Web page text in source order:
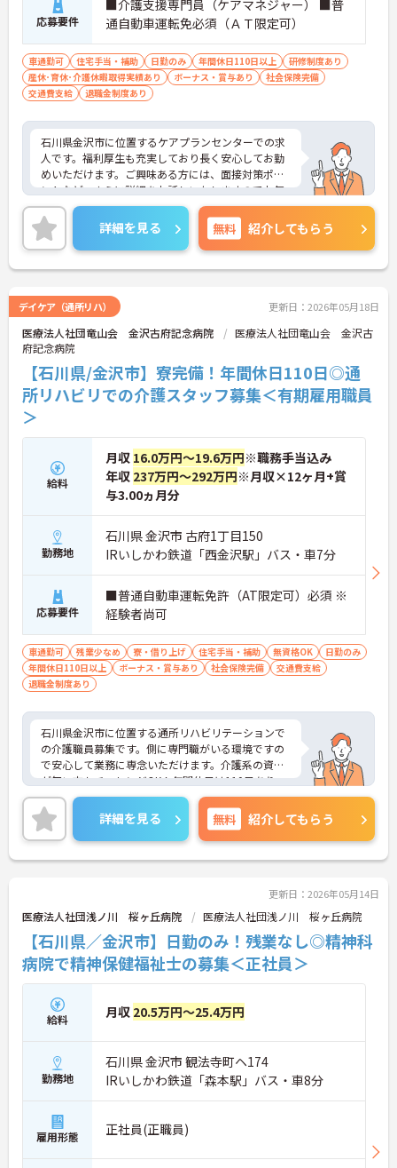
応募要件
■介護支援専門員（ケアマネジャー） ■普
通自動車運転免必須（ＡＴ限定可）
車通勤可 住宅手当・補助 日勤のみ 年間休日110日以上
研修制度あり
産休･育休･介護休暇取得実績あり
ボーナス・賞与あり
社会保険完備
交通費支給
退職金制度あり
石川県金沢市に位置するケアプランセンターでの求
人です。福利厚生も充実しており長く安心してお勤
めいただけます。ご興味ある方には、面接対策ポイ
ントなど、さらに詳細をお話しいたしますのでお気
軽にご相談ください！
詳細を見る 無料 紹介してもらう
デイケア（通所リハ） 更新日：2026年05月18日
医療法人社団竜山会 金沢古府記念病院
医療法人社団竜山会 金沢古
府記念病院
【石川県/金沢市】寮完備！年間休日110日◎通
所リハビリでの介護スタッフ募集＜有期雇用職員
＞
給料
月収 16.0万円～19.6万円※職務手当込み
年収 237万円～292万円※月収×12ヶ月+賞
与3.00ヵ月分
勤務地
石川県 金沢市 古府1丁目150
IRいしかわ鉄道「西金沢駅」バス・車7分
応募要件
■普通自動車運転免許（AT限定可）必須 ※
経験者尚可
車通勤可 残業少なめ 寮・借り上げ 住宅手当・補助 無資格OK
日勤のみ
年間休日110日以上
ボーナス・賞与あり 社会保険完備
交通費支給
退職金制度あり
石川県金沢市に位置する通所リハビリテーションで
の介護職員募集です。側に専門職がいる環境ですの
で安心して業務に専念いただけます。介護系の資格
が無い方もチャレンジOK！年間休日は110日あり、
メリハリのある勤務が可能です。ご興味のある方に
は、面接対策ポイントなど、さらに詳細をお話しい
たしますのでお気軽にご相談ください！
詳細を見る 無料 紹介してもらう
更新日：2026年05月14日
医療法人社団浅ノ川 桜ヶ丘病院 医療法人社団浅ノ川 桜ヶ丘病院
【石川県／金沢市】日勤のみ！残業なし◎精神科
病院で精神保健福祉士の募集＜正社員＞
給料 月収 20.5万円～25.4万円
勤務地
石川県 金沢市 観法寺町ヘ174
IRいしかわ鉄道「森本駅」バス・車8分
雇用形態 正社員(正職員)